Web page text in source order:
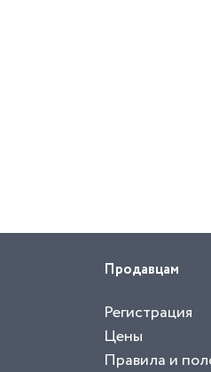
Продавцам
Регистрация
Цены
Правила и